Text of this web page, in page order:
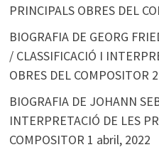
PRINCIPALS OBRES DEL
BIOGRAFIA DE GEORG
/ CLASSIFICACIÓ I
OBRES DEL COMPOSITOR
BIOGRAFIA DE JOHANN
INTERPRETACIÓ DE LES
COMPOSITOR 1 abril, 2022